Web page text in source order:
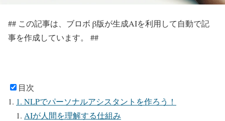
## この記事は、ブロボ β版が生成AIを利用して自動で記
事を作成しています。 ##
目次
1. NLPでパーソナルアシスタントを作ろう！
AIが人間を理解する仕組み